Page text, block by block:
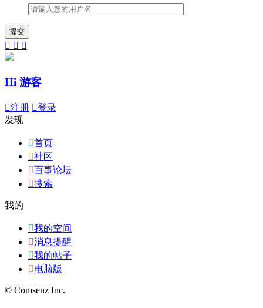
提交
  
Hi 游客
注册 登录
发现
首页
社区
百事论坛
搜索
我的
我的空间
消息提醒
我的帖子
电脑版
© Comsenz Inc.